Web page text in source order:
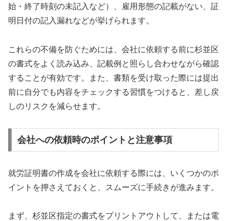
始・終了時刻の未記入など）、雇用形態の記載がない、証
明日付の記入漏れなどが挙げられます。
これらの不備を防ぐためには、会社に依頼する前に杉並区
の書式をよく読み込み、記載例と照らし合わせながら確認
することが有効です。また、書類を受け取った際には提出
前に自分でも内容をチェックする習慣をつけると、差し戻
しのリスクを減らせます。
会社への依頼時のポイントと注意事項
就労証明書の作成を会社に依頼する際には、いくつかのポ
イントを押さえておくと、スムーズに手続きが進みます。
まず、杉並区指定の書式をプリントアウトして、または電